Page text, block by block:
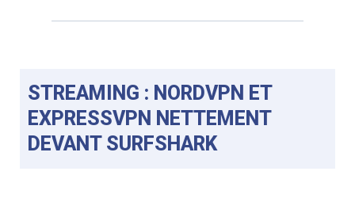
STREAMING : NORDVPN ET
EXPRESSVPN NETTEMENT
DEVANT SURFSHARK